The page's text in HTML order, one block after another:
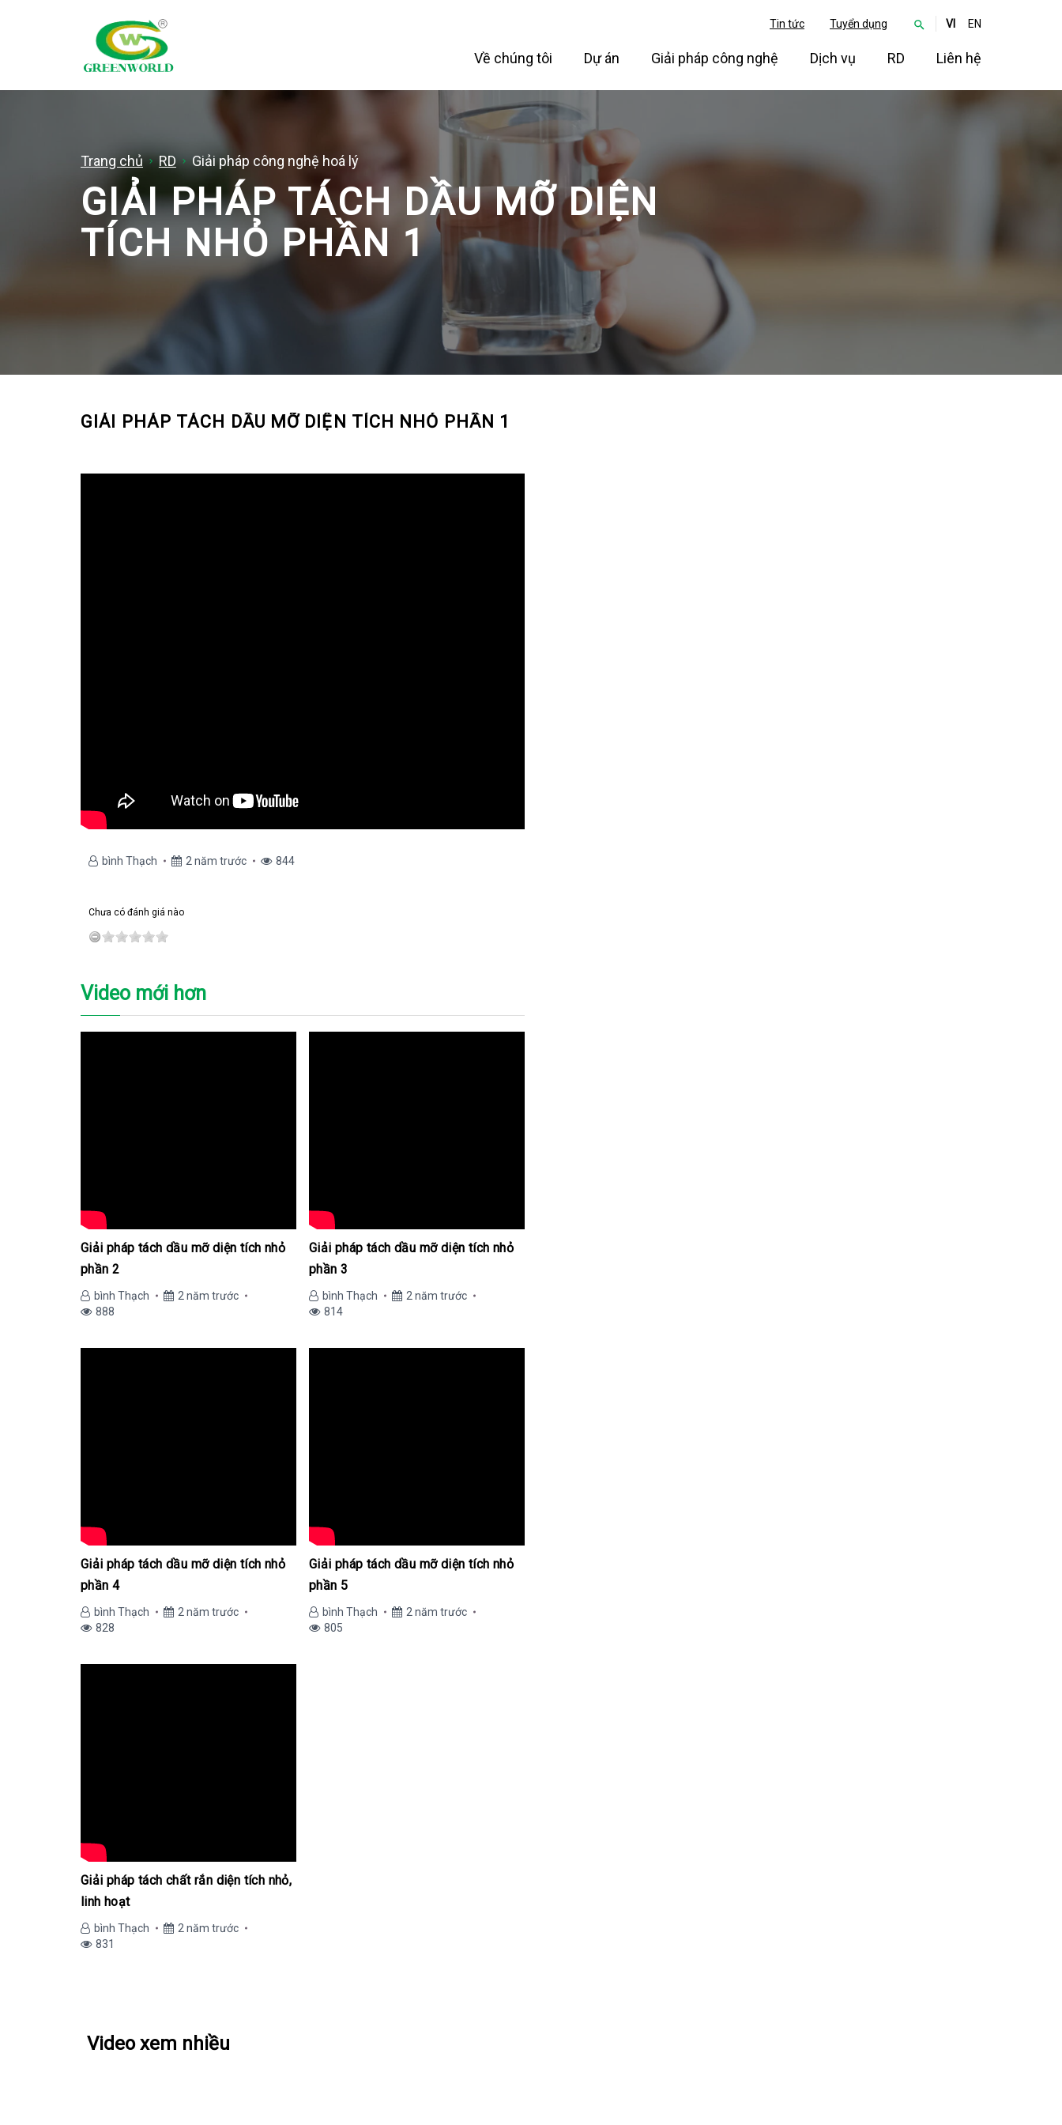
Tin tức Tuyển dụng Search
VI EN
Về chúng tôi Dự án Giải pháp công nghệ Dịch vụ RD Liên hệ
Trang chủ RD Giải pháp công nghệ hoá lý
GIẢI PHÁP TÁCH DẦU MỠ DIỆN
TÍCH NHỎ PHẦN 1
GIẢI PHÁP TÁCH DẦU MỠ DIỆN TÍCH NHỎ PHẦN 1
bình Thạch 2 năm trước 844
Chưa có đánh giá nào
Video mới hơn
Giải pháp tách dầu mỡ diện tích nhỏ
phần 2
bình Thạch
2 năm trước
888
Giải pháp tách dầu mỡ diện tích nhỏ
phần 3
bình Thạch
2 năm trước
814
Giải pháp tách dầu mỡ diện tích nhỏ
phần 4
bình Thạch
2 năm trước
828
Giải pháp tách dầu mỡ diện tích nhỏ
phần 5
bình Thạch
2 năm trước
805
Giải pháp tách chất rắn diện tích nhỏ,
linh hoạt
bình Thạch
2 năm trước
831
Video xem nhiều